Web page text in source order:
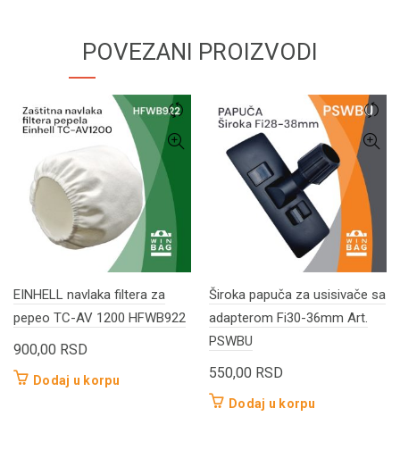
POVEZANI PROIZVODI
EINHELL navlaka filtera za
pepeo TC-AV 1200 HFWB922
900,00 RSD
Dodaj u korpu
Široka papuča za usisivače sa
adapterom Fi30-36mm Art.
PSWBU
550,00 RSD
Dodaj u korpu